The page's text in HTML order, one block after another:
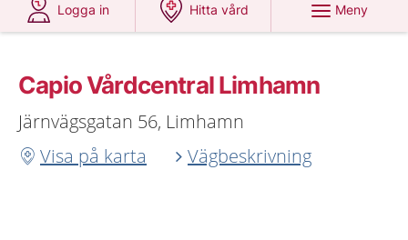
Logga in
Hitta vård
Meny
Capio Vårdcentral Limhamn
Järnvägsgatan 56, Limhamn
Visa på karta
Vägbeskrivning